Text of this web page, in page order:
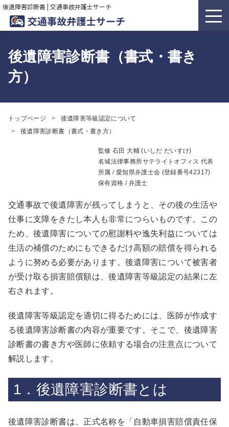
後遺障害診断書 | 交通事故弁護士サーチ
後遺障害診断書（書式・書き
方）
トップページ
後遺障害等級認定について
後遺障害診断書（書式・書き方）
監修石田 大輔 (いしだ だいすけ)
名城法律事務所サテライトオフィス 代表
所属 / 愛知県弁護士会 (登録番号42317)
保有資格 / 弁護士
交通事故で後遺障害が残ってしまうと、その後の生活や
仕事に支障をきたし本人も非常につらいものです。この
ため、後遺障害についての慰謝料や逸失利益については
生活の補償のためにもできるだけ高額の賠償を得られる
ように努める必要があります。後遺障害について被害者
が受け取る損害賠償額は、後遺障害等級認定の結果に左
右されます。
後遺障害等級認定を適切に得るためには、医師が作成す
る後遺障害診断書の内容が重要です。そこで、後遺障害
診断書の書き方や医師に依頼する場合の注意点について
解説します。
1．後遺障害診断書とは
後遺障害診断書は、正式名称を「自動車損害賠償責任保